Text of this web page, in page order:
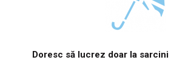
Doresc să lucrez doar la